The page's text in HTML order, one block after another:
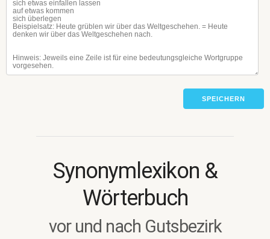
SPEICHERN
Synonymlexikon &
Wörterbuch
vor und nach Gutsbezirk